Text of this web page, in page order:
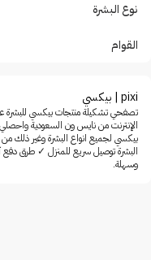
نوع البشرة
القوام
pixi | بيكسي
تصفحي تشكيلة منتجات بيكسي للبشرة
الإنترنت من نايس ون السعودية واحصلي
بيكسي لجميع انواع البشرة وغير ذلك
البشرة توصيل سريع للمنزل ✓ طرق دفع
وسهلة.